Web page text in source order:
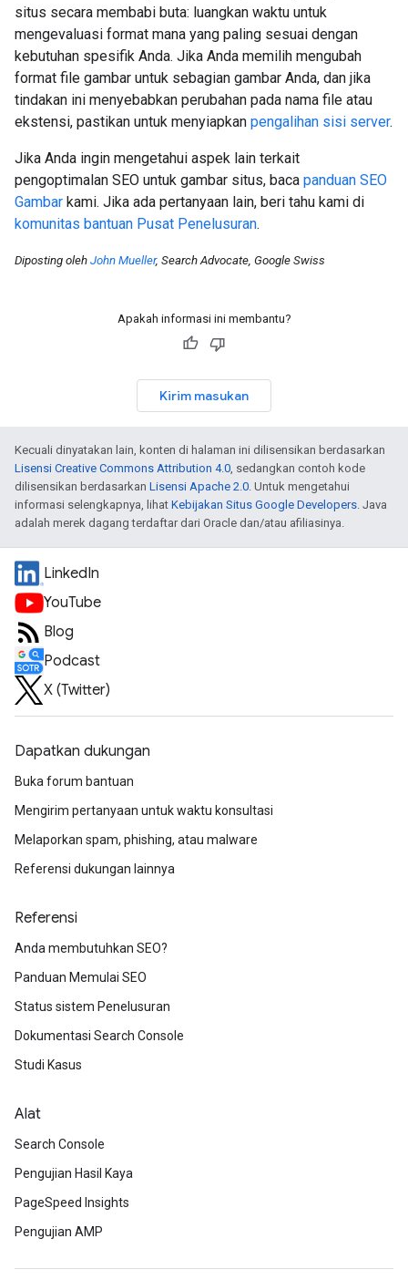
situs secara membabi buta: luangkan waktu untuk
mengevaluasi format mana yang paling sesuai dengan
kebutuhan spesifik Anda. Jika Anda memilih mengubah
format file gambar untuk sebagian gambar Anda, dan jika
tindakan ini menyebabkan perubahan pada nama file atau
ekstensi, pastikan untuk menyiapkan pengalihan sisi server.
Jika Anda ingin mengetahui aspek lain terkait
pengoptimalan SEO untuk gambar situs, baca panduan SEO
Gambar kami. Jika ada pertanyaan lain, beri tahu kami di
komunitas bantuan Pusat Penelusuran.
Diposting oleh John Mueller, Search Advocate, Google Swiss
Apakah informasi ini membantu?
Kirim masukan
Kecuali dinyatakan lain, konten di halaman ini dilisensikan berdasarkan
Lisensi Creative Commons Attribution 4.0, sedangkan contoh kode
dilisensikan berdasarkan Lisensi Apache 2.0. Untuk mengetahui
informasi selengkapnya, lihat Kebijakan Situs Google Developers. Java
adalah merek dagang terdaftar dari Oracle dan/atau afiliasinya.
LinkedIn
YouTube
Blog
Podcast
X (Twitter)
Dapatkan dukungan
Buka forum bantuan
Mengirim pertanyaan untuk waktu konsultasi
Melaporkan spam, phishing, atau malware
Referensi dukungan lainnya
Referensi
Anda membutuhkan SEO?
Panduan Memulai SEO
Status sistem Penelusuran
Dokumentasi Search Console
Studi Kasus
Alat
Search Console
Pengujian Hasil Kaya
PageSpeed Insights
Pengujian AMP